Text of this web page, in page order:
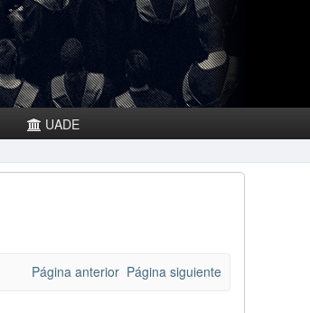
UADE
Página anterior Página siguiente